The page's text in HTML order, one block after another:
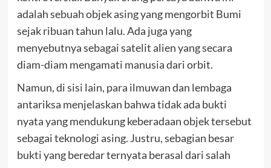
adalah sebuah objek asing yang mengorbit Bumi
sejak ribuan tahun lalu. Ada juga yang
menyebutnya sebagai satelit alien yang secara
diam-diam mengamati manusia dari orbit.
Namun, di sisi lain, para ilmuwan dan lembaga
antariksa menjelaskan bahwa tidak ada bukti
nyata yang mendukung keberadaan objek tersebut
sebagai teknologi asing. Justru, sebagian besar
bukti yang beredar ternyata berasal dari salah